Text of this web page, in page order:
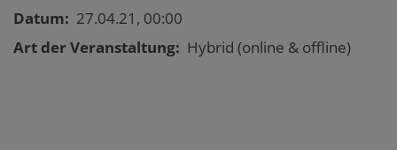
Event
details
Datum
27.04.21, 00:00
Art der Veranstaltung
Hybrid (online & offline)